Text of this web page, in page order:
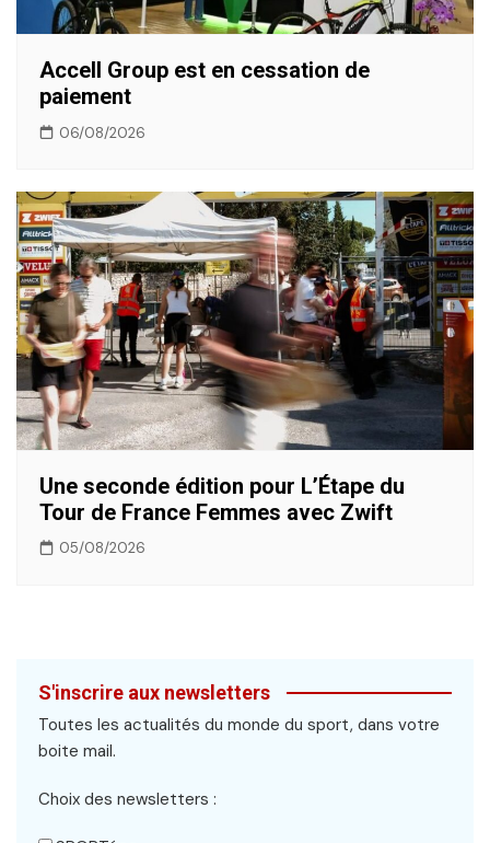
Accell Group est en cessation de
paiement
06/08/2026
Une seconde édition pour L’Étape du
Tour de France Femmes avec Zwift
05/08/2026
S'inscrire aux newsletters
Toutes les actualités du monde du sport, dans votre
boite mail.
Choix des newsletters :